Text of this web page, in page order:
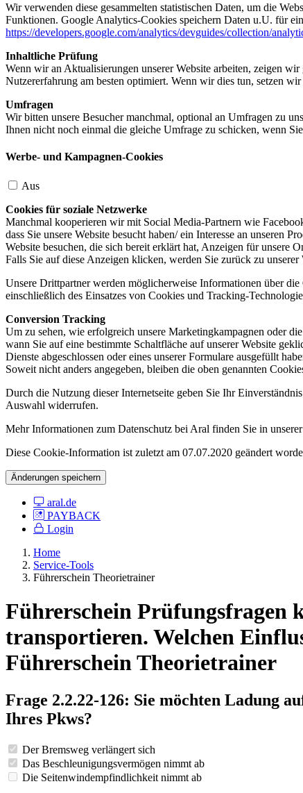
Wir verwenden diese gesammelten statistischen Daten, um die
Funktionen. Google Analytics-Cookies speichern Daten u.U. für
https://developers.google.com/analytics/devguides/collection/
Inhaltliche Prüfung
Wenn wir an Aktualisierungen unserer Website arbeiten, zeigen
Nutzererfahrung am besten optimiert. Wenn wir dies tun, setzen
Umfragen
Wir bitten unsere Besucher manchmal, optional an Umfragen zu
Ihnen nicht noch einmal die gleiche Umfrage zu schicken, wenn
Werbe- und Kampagnen-Cookies
Aus
Cookies für soziale Netzwerke
Manchmal kooperieren wir mit Social Media-Partnern wie
dass Sie unsere Website besucht haben/ ein Interesse an unseren
Website besuchen, die sich bereit erklärt hat, Anzeigen für unsere
Falls Sie auf diese Anzeigen klicken, werden Sie zurück zu unserer
Unsere Drittpartner werden möglicherweise Informationen über
einschließlich des Einsatzes von Cookies und Tracking-
Conversion Tracking
Um zu sehen, wie erfolgreich unsere Marketingkampagnen oder
wann Sie auf eine bestimmte Schaltfläche auf unserer Website
Dienste abgeschlossen oder eines unserer Formulare ausgefüllt
Soweit nicht anders angegeben, bleiben die oben genannten
Durch die Nutzung dieser Internetseite geben Sie Ihr
Auswahl widerrufen.
Mehr Informationen zum Datenschutz bei Aral finden Sie in unserer
Diese Cookie-Information ist zuletzt am 07.07.2020 geändert
Änderungen speichern
aral.de
PAYBACK
Login
Home
Service-Tools
Führerschein Theorietrainer
Führerschein Prüfungsfragen
transportieren. Welchen
Führerschein Theorietrainer
Frage 2.2.22-126: Sie möchten Ladung
Ihres Pkws?
Der Bremsweg verlängert sich
Das Beschleunigungsvermögen nimmt ab
Die Seitenwindempfindlichkeit nimmt ab